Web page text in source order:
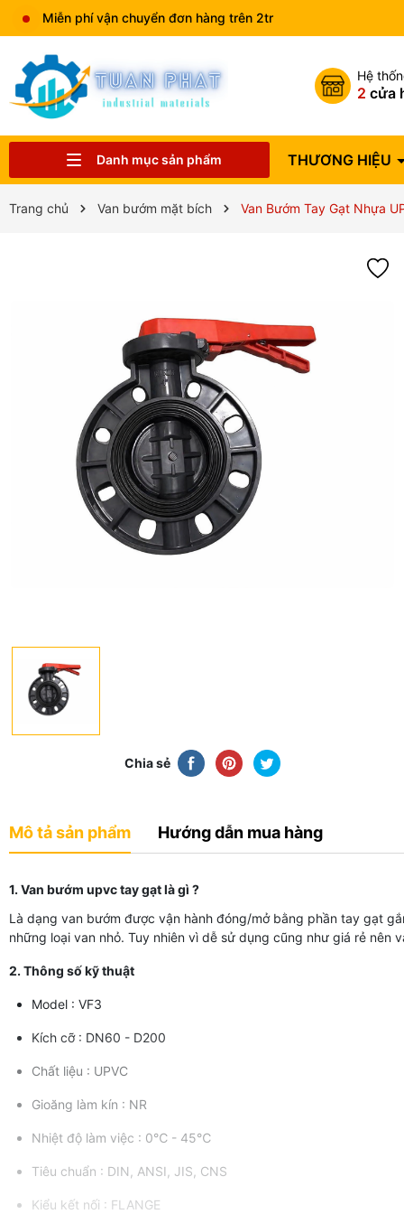
Miễn phí vận chuyển đơn hàng trên 2tr
Hệ
2 cửa
Danh mục sản phẩm THƯƠNG HIỆU
Trang chủ Van bướm mặt bích Van Bướm Tay Gạt Nhựa
Chia sẻ
Mô tả sản phẩm Hướng dẫn mua hàng
1. Van bướm upvc tay gạt là gì ?
Là dạng van bướm được vận hành đóng/mở bằng phần tay gạt
những loại van nhỏ. Tuy nhiên vì dễ sử dụng cũng như giá rẻ
2. Thông số kỹ thuật
Model : VF3
Kích cỡ : DN60 - D200
Chất liệu : UPVC
Gioăng làm kín : NR
Nhiệt độ làm việc : 0℃ - 45℃
Tiêu chuẩn : DIN, ANSI, JIS, CNS
Kiểu kết nối : FLANGE